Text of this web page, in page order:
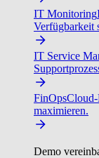
IT Monitoring
Verfügbarkeit
IT Service
FinOpsCloud-
maximieren.
Demo